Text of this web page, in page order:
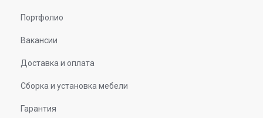
Портфолио
Вакансии
Доставка и оплата
Сборка и установка мебели
Гарантия